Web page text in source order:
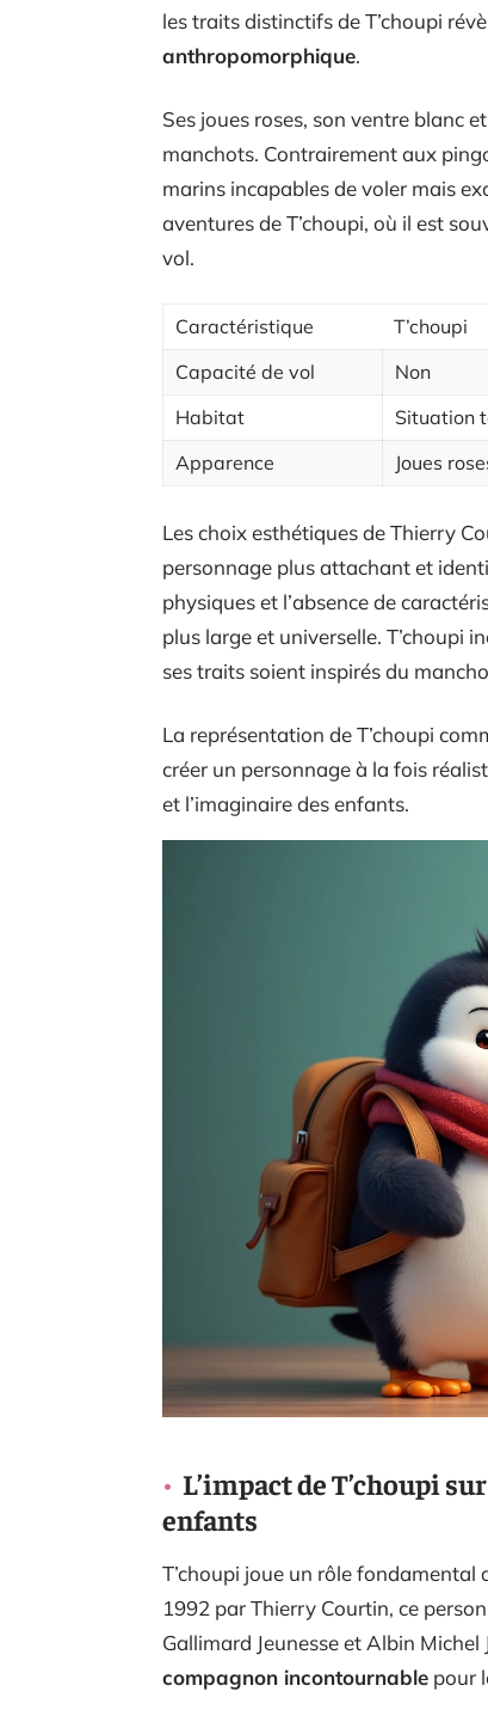
les traits distinctifs de T’choupi
anthropomorphique.
Ses joues roses, son ventre blanc
manchots. Contrairement aux
marins incapables de voler mais
aventures de T’choupi, où il est
vol.
Caractéristique T’choupi
Capacité de vol
Non
Habitat
Situation
Apparence
Joues
Les choix esthétiques de Thierry
personnage plus attachant et
physiques et l’absence de
plus large et universelle. T’choupi
ses traits soient inspirés du
La représentation de T’choupi
créer un personnage à la fois
et l’imaginaire des enfants.
L’impact de T’choupi
enfants
T’choupi joue un rôle fondamental
1992 par Thierry Courtin, ce
Gallimard Jeunesse et Albin Michel
compagnon incontournable pour